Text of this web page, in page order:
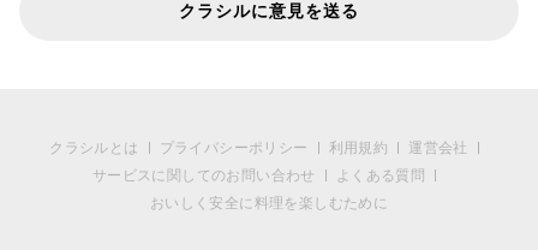
クラシルに意見を送る
クラシルとは プライバシーポリシー 利用規約
運営会社
サービスに関してのお問い合わせ
よくある質問
おいしく安全に料理を楽しむために